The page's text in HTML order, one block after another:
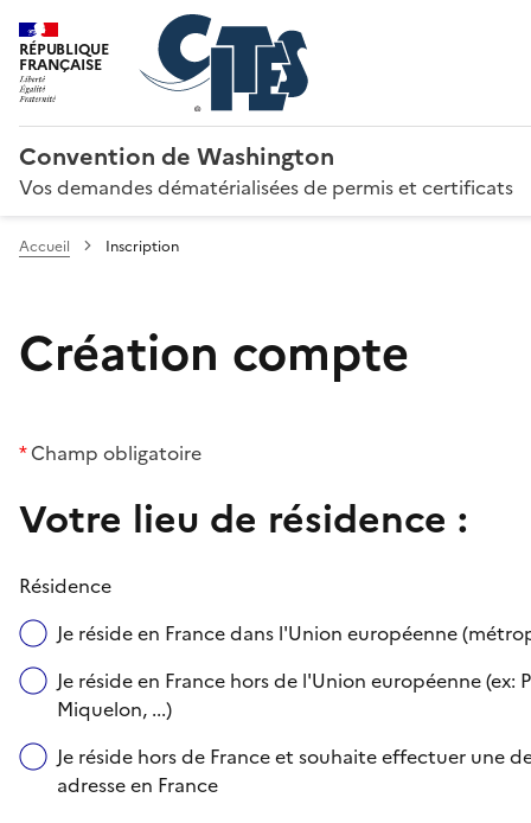
RÉPUBLIQUE
FRANÇAISE
Convention de Washington
Vos demandes dématérialisées de permis et certificats
Accueil Inscription
Création compte
*Champ obligatoire
Votre lieu de résidence :
Résidence
Je réside en France dans l'Union européenne
Je réside en France hors de l'Union européenne
Miquelon, ...)
Je réside hors de France et souhaite effectuer une
adresse en France